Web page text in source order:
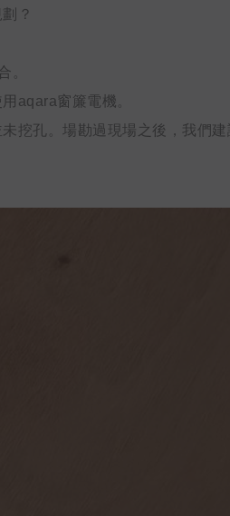
？
。
aqara窗簾電機。
挖孔。場勘過現場之後，我們